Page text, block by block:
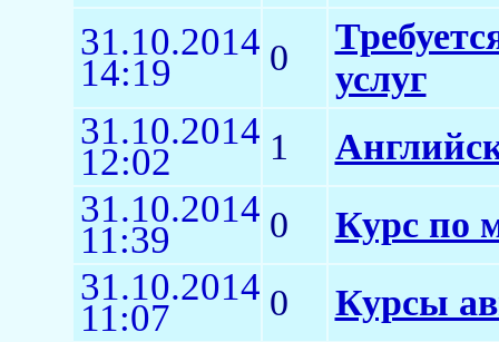
31.10.2014
14:19 0
услуг
31.10.2014
12:02 1
31.10.2014
11:39 0 Курс по
31.10.2014
11:07 0 Курсы